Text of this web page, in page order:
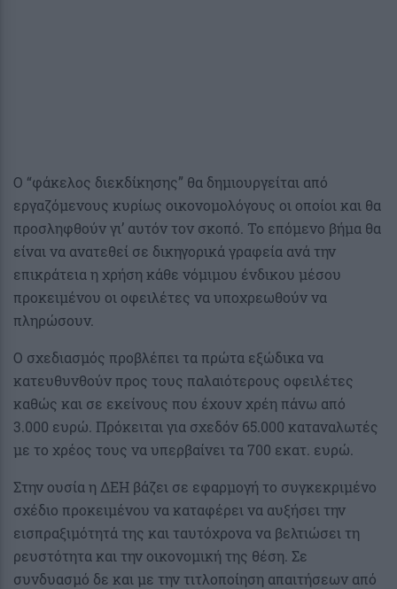
Ο “φάκελος διεκδίκησης” θα δημιουργείται από
εργαζόμενους κυρίως οικονομολόγους οι οποίοι και θα
προσληφθούν γι’ αυτόν τον σκοπό. Το επόμενο βήμα θα
είναι να ανατεθεί σε δικηγορικά γραφεία ανά την
επικράτεια η χρήση κάθε νόμιμου ένδικου μέσου
προκειμένου οι οφειλέτες να υποχρεωθούν να
πληρώσουν.
Ο σχεδιασμός προβλέπει τα πρώτα εξώδικα να
κατευθυνθούν προς τους παλαιότερους οφειλέτες
καθώς και σε εκείνους που έχουν χρέη πάνω από
3.000 ευρώ. Πρόκειται για σχεδόν 65.000 καταναλωτές
με το χρέος τους να υπερβαίνει τα 700 εκατ. ευρώ.
Στην ουσία η ΔΕΗ βάζει σε εφαρμογή το συγκεκριμένο
σχέδιο προκειμένου να καταφέρει να αυξήσει την
εισπραξιμότητά της και ταυτόχρονα να βελτιώσει τη
ρευστότητα και την οικονομική της θέση. Σε
συνδυασμό δε και με την τιτλοποίηση απαιτήσεων από